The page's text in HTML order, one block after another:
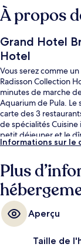
À propos
Grand Hotel
Hotel
Vous serez comme
Radisson Collection
minutes de marche
Aquarium de Pula. Le
carte des 3
de spécialités
petit déjeuner et le
bars/lounges, une
Informations sur
Plus
Aperçu
Taille de